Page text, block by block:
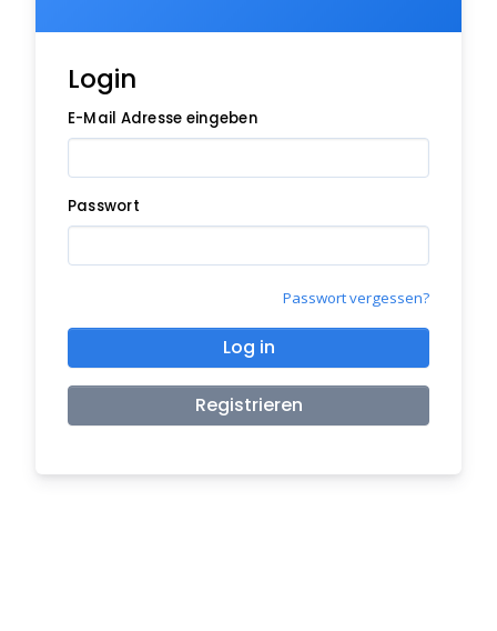
Login
E-Mail Adresse eingeben
Passwort
Passwort vergessen?
Log in
Registrieren